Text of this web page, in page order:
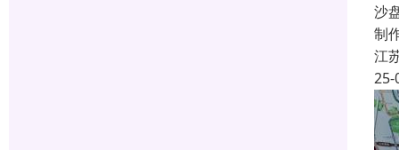
沙
制
江
25-